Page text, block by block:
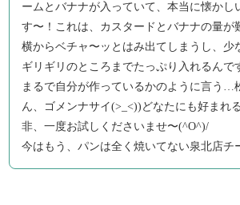
ームとバナナが入っていて、本当に懐かし
す〜！これは、カスタードとバナナの量
横からベチャ〜ッとはみ出てしまうし、少
ギリギリのところまでたっぷり入れるんで
まるで自分が作っているかのように言う…
ん、ゴメンナサイ(>_<))どなたにも好まれ
非、一度お試しくださいませ〜(^O^)/
今はもう、パンは全く焼いてない泉北店チ